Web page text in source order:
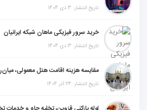
تاریخ انتشار: 3 دی 1404
خرید سرور فیزیکی ماهان شبکه ایرانیان
تاریخ انتشار: 3 دی 1404
تاریخ انتشار: 24 آذر 1404